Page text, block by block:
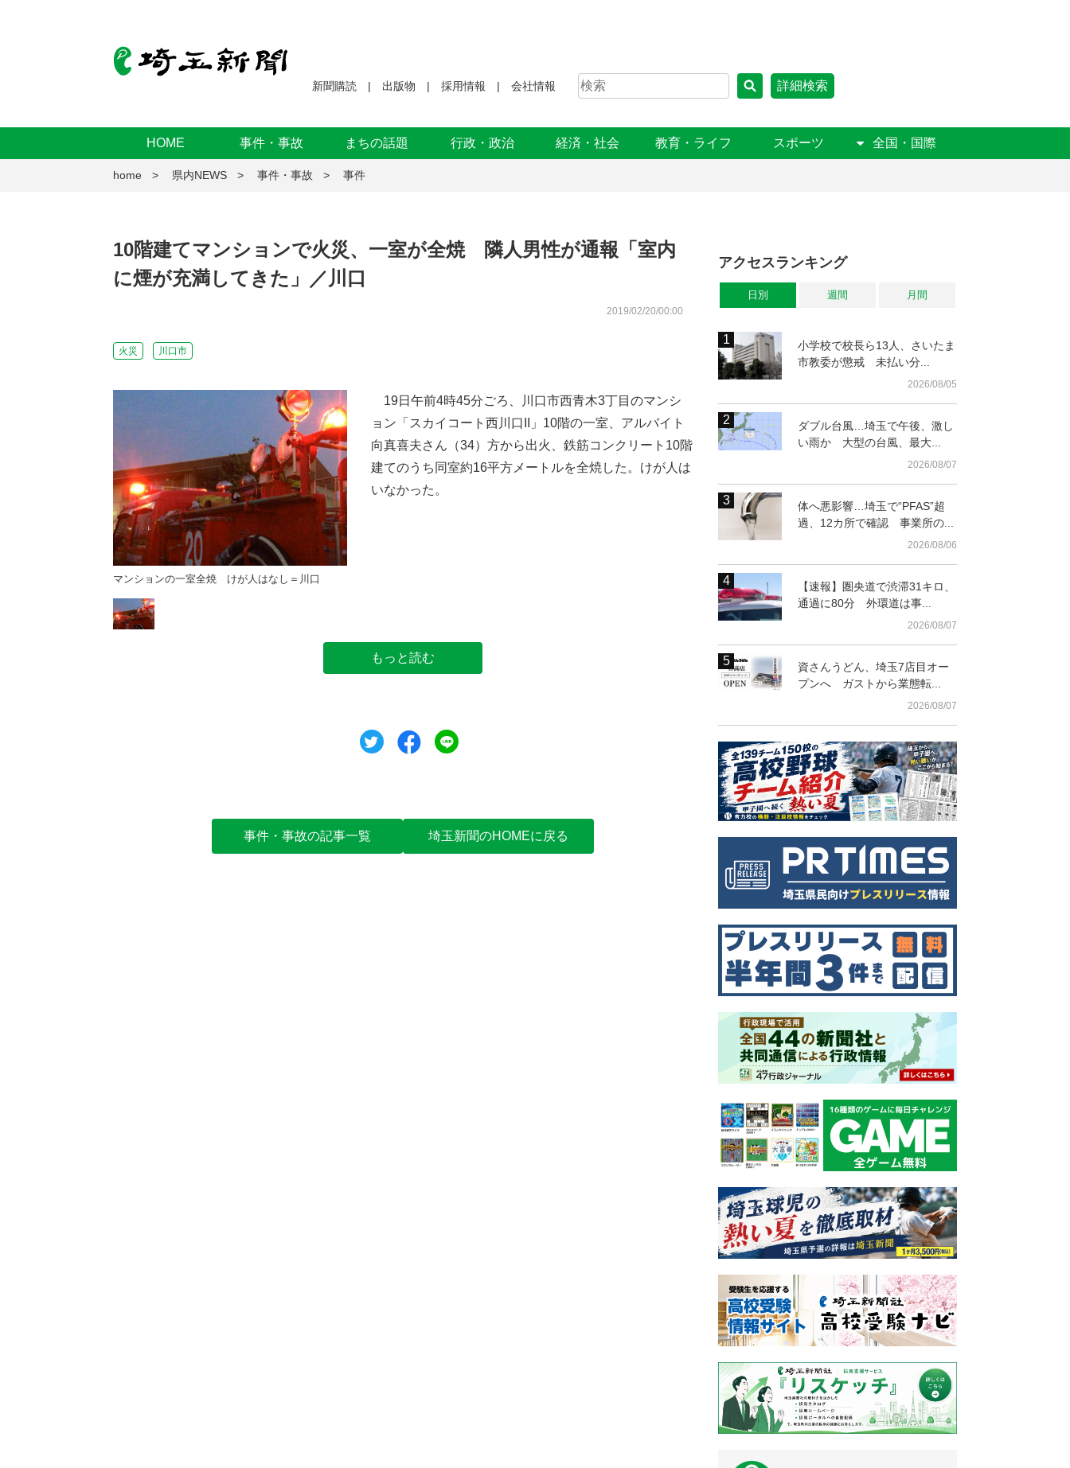
新聞購読 出版物 採用情報 会社情報 詳細検索
HOME 事件・事故 まちの話題 行政・政治 経済・社会 教育・ライフ スポーツ 全国・国際
home 県内NEWS 事件・事故 事件
10階建てマンションで火災、一室が全焼 隣人男性が通報「室内
に煙が充満してきた」／川口
2019/02/20/00:00
火災 川口市
マンションの一室全焼 けが人はなし＝川口
19日午前4時45分ごろ、川口市西青木3丁目のマンシ
ョン「スカイコート西川口II」10階の一室、アルバイト
向真喜夫さん（34）方から出火、鉄筋コンクリート10階
建てのうち同室約16平方メートルを全焼した。けが人は
いなかった。
もっと読む
ツイートシェア
事件・事故の記事一覧 埼玉新聞のHOMEに戻る
アクセスランキング
日別 週間 月間
小学校で校長ら13人、さいたま
市教委が懲戒 未払い分...
2026/08/05
ダブル台風…埼玉で午後、激し
い雨か 大型の台風、最大...
2026/08/07
体へ悪影響…埼玉で“PFAS”超
過、12カ所で確認 事業所の...
2026/08/06
【速報】圏央道で渋滞31キロ、
通過に80分 外環道は事...
2026/08/07
資さんうどん、埼玉7店目オー
プンへ ガストから業態転...
2026/08/07